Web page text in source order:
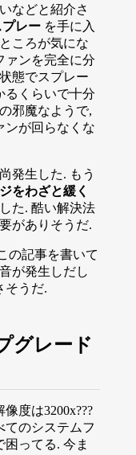
などと紹介さ
レーを手に入
ころが気にな
ァンを完全に分
態でスプレー
るくらいで十分
邪魔なようで,
ンが回らなくな
発生した. もう
をわざと緩く
た. 酷い解決法
がありそうだ.
の記事を書いて
が発生しだし
そうだ.
グレード
度は3200x???
てのシステムフ
ってる. 今ま